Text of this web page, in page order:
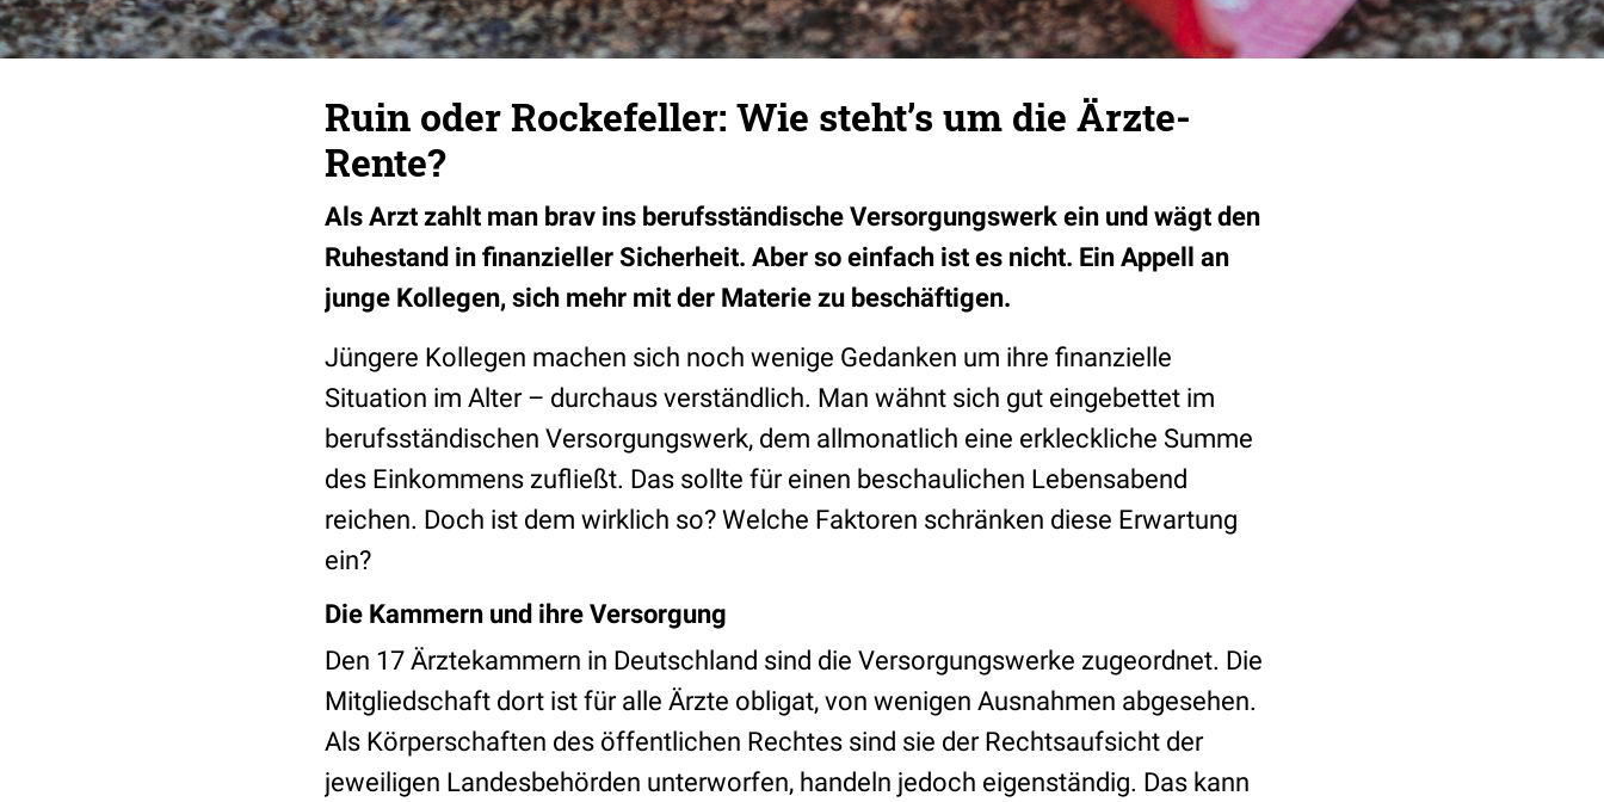
Ruin oder Rockefeller: Wie steht’s um die Ärzte-
Rente?
Als Arzt zahlt man brav ins berufsständische Versorgungswerk ein und wägt den
Ruhestand in finanzieller Sicherheit. Aber so einfach ist es nicht. Ein Appell an
junge Kollegen, sich mehr mit der Materie zu beschäftigen.
Jüngere Kollegen machen sich noch wenige Gedanken um ihre finanzielle
Situation im Alter – durchaus verständlich. Man wähnt sich gut eingebettet im
berufsständischen Versorgungswerk, dem allmonatlich eine erkleckliche Summe
des Einkommens zufließt. Das sollte für einen beschaulichen Lebensabend
reichen. Doch ist dem wirklich so? Welche Faktoren schränken diese Erwartung
ein?
Die Kammern und ihre Versorgung
Den 17 Ärztekammern in Deutschland sind die Versorgungswerke zugeordnet. Die
Mitgliedschaft dort ist für alle Ärzte obligat, von wenigen Ausnahmen abgesehen.
Als Körperschaften des öffentlichen Rechtes sind sie der Rechtsaufsicht der
jeweiligen Landesbehörden unterworfen, handeln jedoch eigenständig. Das kann